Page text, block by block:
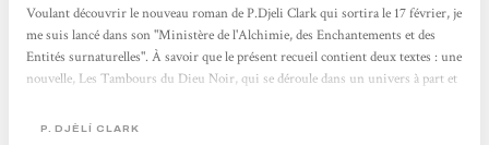
Voulant découvrir le nouveau roman de P.Djeli Clark qui sortira le 17 février, je
me suis lancé dans son "Ministère de l'Alchimie, des Enchantements et des
Entités surnaturelles". À savoir que le présent recueil contient deux textes : une
nouvelle, Les Tambours du Dieu Noir, qui se déroule dans un univers à part et
première nouvelle qui prend place dans l'univers du Ministère. Et en voici mon
P. DJÈLÍ CLARK